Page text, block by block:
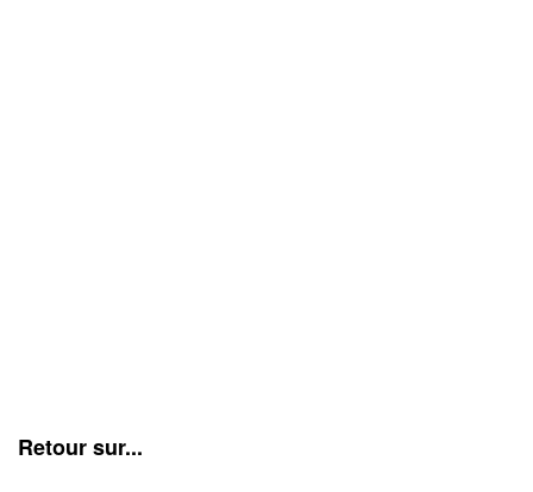
Retour sur...